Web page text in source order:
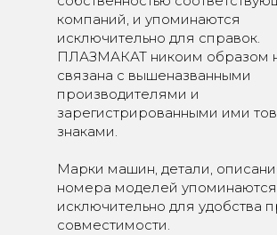
компаний, и упоминаются
исключительно для справок.
ПЛАЗМАКАТ никоим образом
связана с вышеназванными
производителями и
зарегистрированными ими
знаками.
Марки машин, детали,
номера моделей упоминаются
исключительно для удобства
совместимости.